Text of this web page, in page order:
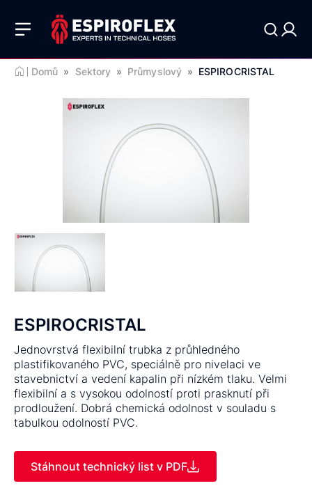
Domů » Sektory » Průmyslový » ESPIROCRISTAL
ESPIROCRISTAL
Jednovrstvá flexibilní trubka z průhledného
plastifikovaného PVC, speciálně pro nivelaci ve
stavebnictví a vedení kapalin při nízkém tlaku. Velmi
flexibilní a s vysokou odolností proti prasknutí při
prodloužení. Dobrá chemická odolnost v souladu s
tabulkou odolností PVC.
Stáhnout technický list v PDF